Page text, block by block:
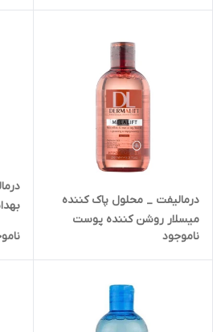
درمالیفت _ محلول پاک کننده
میسلار روشن کننده پوست
صورت ملالیفت
ناموجود